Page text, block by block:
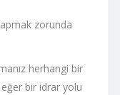
zorunda
herhangi bir
bir idrar yolu